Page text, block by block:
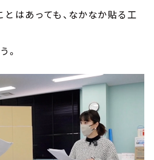
とはあっても、なかなか貼る工
。